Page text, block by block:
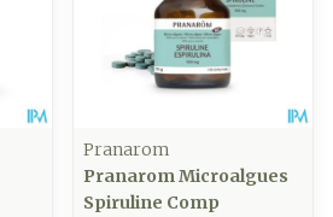
Pranarom
Pranarom Microalgues
Spiruline Comp